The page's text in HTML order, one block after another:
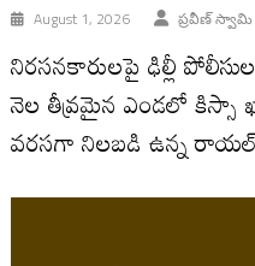
August 1, 2026 ప్రవీణ్ స్వామి
నిరసనకారులపై ఢిల్లీ
నెల తీవ్రమైన ఎండలో కిస్సా
వరసగా నిలబడి ఉన్న రాయల్